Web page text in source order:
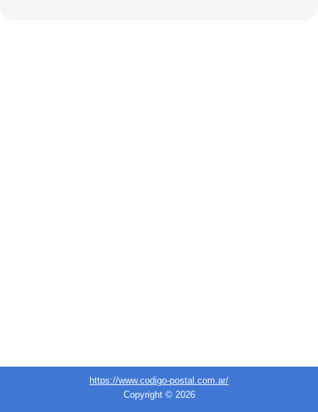
https://www.codigo-postal.com.ar/
Copyright © 2026